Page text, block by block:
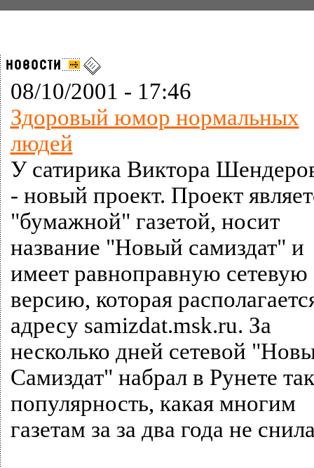
08/10/2001 - 17:46
Здоровый юмор нормальных
людей
У сатирика Виктора
- новый проект. Проект
"бумажной" газетой, носит
название "Новый самиздат" и
имеет равноправную сетевую
версию, которая
адресу samizdat.msk.ru. За
несколько дней сетевой
Самиздат" набрал в Рунете
популярность, какая многим
газетам за за два года не